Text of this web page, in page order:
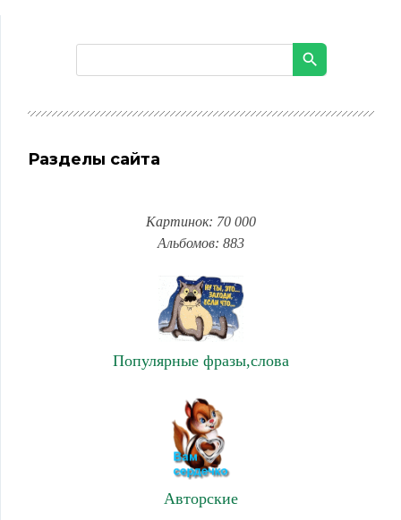
Разделы сайта
Картинок: 70 000
Альбомов: 883
Популярные фразы,слова
Авторские